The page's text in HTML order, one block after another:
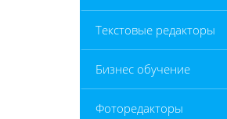
Текстовые редакторы
Бизнес обучение
Фоторедакторы